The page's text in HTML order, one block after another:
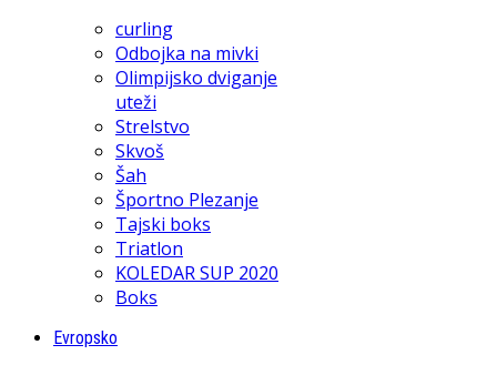
curling
Odbojka na mivki
Olimpijsko dviganje
uteži
Strelstvo
Skvoš
Šah
Športno Plezanje
Tajski boks
Triatlon
KOLEDAR SUP 2020
Boks
Evropsko